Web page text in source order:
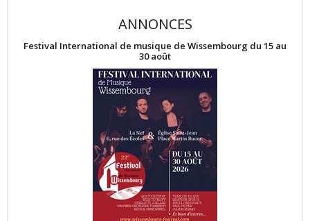
ANNONCES
Festival International de musique de Wissembourg du 15 au
30 août